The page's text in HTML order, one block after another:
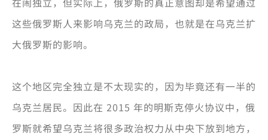
这些俄罗斯人来影响乌克兰的政局，也就是在乌克兰扩
大俄罗斯的影响。
这个地区完全独立是不太现实的，因为毕竟还有一半的
乌克兰居民。因此在 2015 年的明斯克停火协议中，俄
罗斯就希望乌克兰将很多政治权力从中央下放到地方，